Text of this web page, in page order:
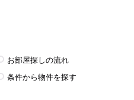
お部屋探しの流れ
条件から物件を探す